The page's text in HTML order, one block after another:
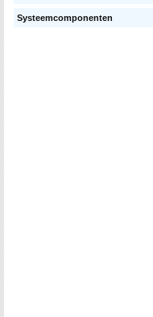
Systeemcomponenten